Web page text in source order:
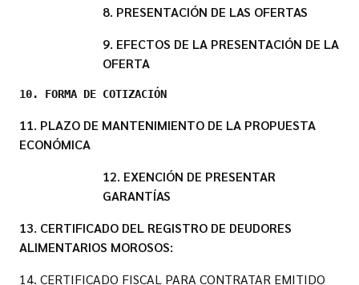
8. PRESENTACIÓN DE LAS OFERTAS
9. EFECTOS DE LA PRESENTACIÓN DE LA
OFERTA
10. FORMA DE COTIZACIÓN
11. PLAZO DE MANTENIMIENTO DE LA PROPUESTA
ECONÓMICA
12. EXENCIÓN DE PRESENTAR
GARANTÍAS
13. CERTIFICADO DEL REGISTRO DE DEUDORES
ALIMENTARIOS MOROSOS:
14. CERTIFICADO FISCAL PARA CONTRATAR EMITIDO